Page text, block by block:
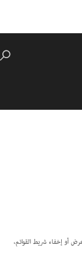
أو إخفاء شريط القوائم،